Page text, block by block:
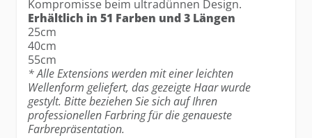
Kompromisse beim ultradünnen Design.
Erhältlich in 51 Farben und 3 Längen
25cm
40cm
55cm
* Alle Extensions werden mit einer leichten
Wellenform geliefert, das gezeigte Haar wurde
gestylt. Bitte beziehen Sie sich auf Ihren
professionellen Farbring für die genaueste
Farbrepräsentation.